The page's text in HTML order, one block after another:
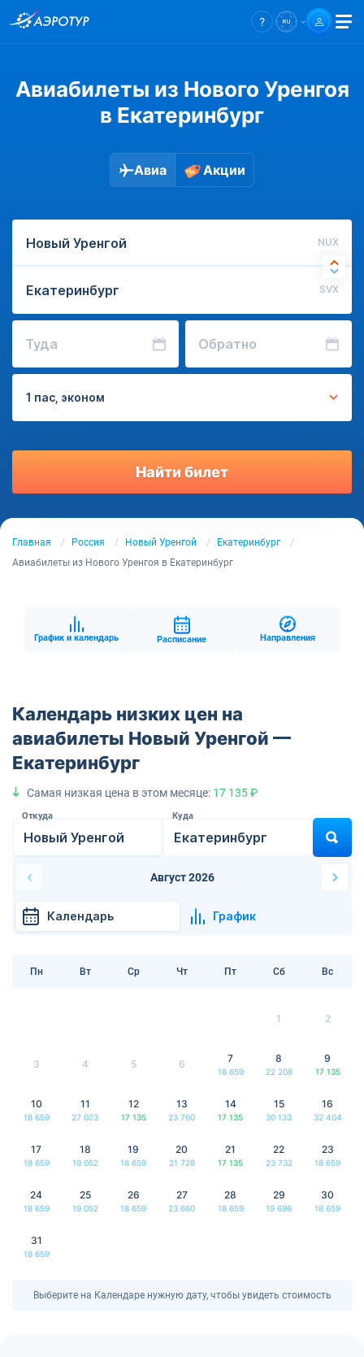
Авиабилеты из Нового Уренгоя
в Екатеринбург
Авиа Акции
NUX
SVX
Туда Обратно
1 пас, эконом
Найти билет
Главная Россия Новый Уренгой
Екатеринбург
Авиабилеты из Нового Уренгоя в Екатеринбург
График и календарь Расписание Направления
Календарь низких цен на
авиабилеты Новый Уренгой —
Екатеринбург
Самая низкая цена в этом месяце: 17 135 ₽
Откуда Куда
Август 2026
Календарь График
Пн Вт Ср Чт Пт Сб Вс
1 2
3 4 5 6 7
18 659
8
22 208
9
17 135
10
18 659
11
27 023
12
17 135
13
23 760
14
17 135
15
30 133
16
32 404
17
18 659
18
19 052
19
18 659
20
21 728
21
17 135
22
23 732
23
18 659
24
18 659
25
19 052
26
18 659
27
23 660
28
18 659
29
19 696
30
18 659
31
18 659
Выберите на Календаре нужную дату, чтобы увидеть стоимость